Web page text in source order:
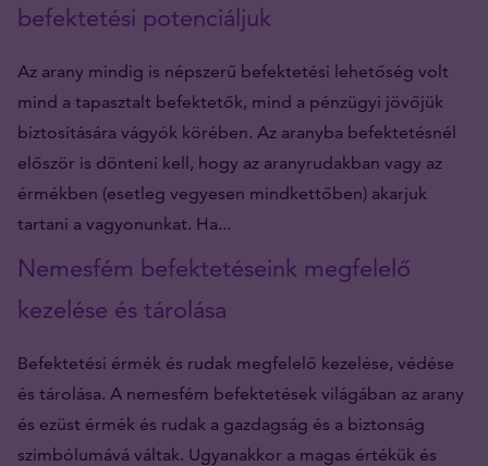
befektetési potenciáljuk
Az arany mindig is népszerű befektetési lehetőség volt
mind a tapasztalt befektetők, mind a pénzügyi jövőjük
biztosítására vágyók körében. Az aranyba befektetésnél
először is dönteni kell, hogy az aranyrudakban vagy az
érmékben (esetleg vegyesen mindkettőben) akarjuk
tartani a vagyonunkat. Ha...
Nemesfém befektetéseink megfelelő
kezelése és tárolása
Befektetési érmék és rudak megfelelő kezelése, védése
és tárolása. A nemesfém befektetések világában az arany
és ezüst érmék és rudak a gazdagság és a biztonság
szimbólumává váltak. Ugyanakkor a magas értékük és